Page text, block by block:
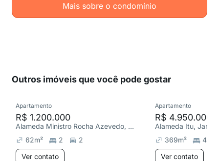
Mais sobre o condomínio
Outros imóveis que você pode gostar
Apartamento
R$ 1.200.000
Alameda Ministro Rocha Azevedo, Cerqueira César
62m² 2
2
Ver contato
Apartamento
R$ 4.950.000
Alameda Itu,
369m²
4
Ver contato